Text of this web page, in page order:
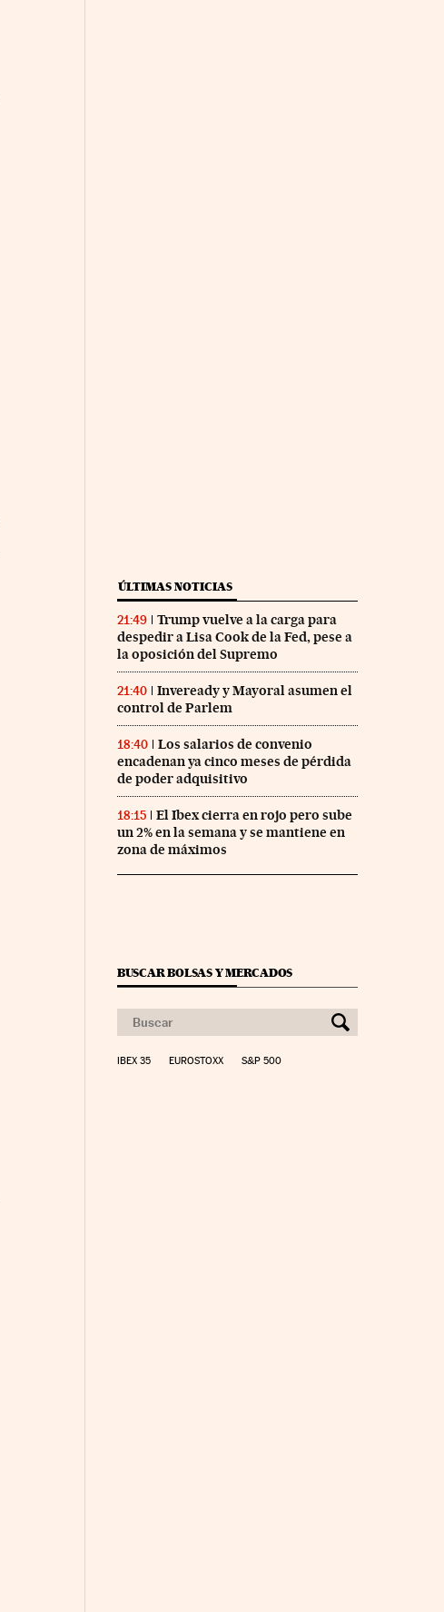
ÚLTIMAS NOTICIAS
21:49
Trump vuelve a la carga para
despedir a Lisa Cook de la Fed, pese a
la oposición del Supremo
21:40
Inveready y Mayoral asumen el
control de Parlem
18:40
Los salarios de convenio
encadenan ya cinco meses de pérdida
de poder adquisitivo
18:15
El Ibex cierra en rojo pero sube
un 2% en la semana y se mantiene en
zona de máximos
BUSCAR BOLSAS Y MERCADOS
IBEX 35 EUROSTOXX S&P 500